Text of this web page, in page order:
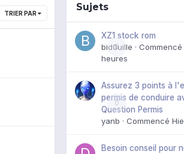
TRIER PAR
Sujets
0
XZ1 stock rom
bid0uille · Commencé
heures
0
Assurez 3 points à
permis de conduire
Question Permis
yanb · Commencé
Besoin conseil pour